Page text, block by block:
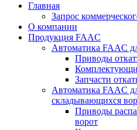
Главная
Запрос
О компании
Продукция FAAC
Автоматика FAAC
Приводы
Запчасти
Автоматика FAAC
складывающихся
Приводы
ворот